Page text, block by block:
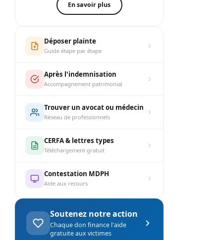
En savoir plus
Déposer plainte
Guide étape par étape
Après l'indemnisation
Accompagnement patrimonial
Trouver un avocat ou médecin
Réseau de professionnels
CERFA & lettres types
Téléchargement gratuit
Contestation MDPH
Aide aux recours
Soutenez notre action
Chaque don finance l'aide
gratuite aux victimes